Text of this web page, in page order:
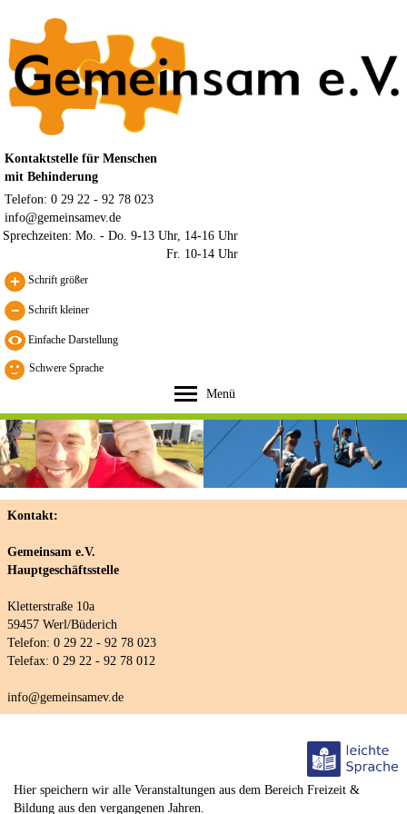
Kontaktstelle für Menschen
mit Behinderung
Telefon: 0 29 22 - 92 78 023
info@gemeinsamev.de
Sprechzeiten: Mo. - Do. 9-13 Uhr, 14-16 Uhr
Fr. 10-14 Uhr
Schrift größer
Schrift kleiner
Schwere Sprache
Menü
Hier speichern wir alle Veranstaltungen aus dem Bereich Freizeit &
Bildung aus den vergangenen Jahren.
Kontakt:
Gemeinsam e.V.
Hauptgeschäftsstelle
Kletterstraße 10a
59457 Werl/Büderich
Telefon: 0 29 22 - 92 78 023
Telefax: 0 29 22 - 92 78 012
info@gemeinsamev.de